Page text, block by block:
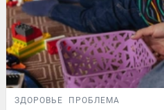
ЗДОРОВЬЕ ПРОБЛЕМА